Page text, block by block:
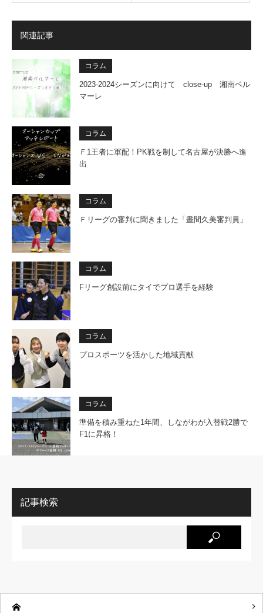
関連記事
コラム
2023-2024シーズンに向けて close-up 湘南ベル
マーレ
コラム
Ｆ1王者に軍配！PK戦を制して名古屋が決勝へ進
出
コラム
Ｆリーグの審判に聞きました「晝間久美審判員」
コラム
Fリーグ創設前にタイでプロ選手を経験
コラム
プロスポーツを活かした地域貢献
コラム
準備を積み重ねた1年間、しながわが入替戦2勝で
F1に昇格！
記事検索